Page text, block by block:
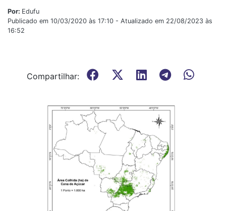
Por: Edufu
Publicado em 10/03/2020 às 17:10 - Atualizado em 22/08/2023 às
16:52
Compartilhar: